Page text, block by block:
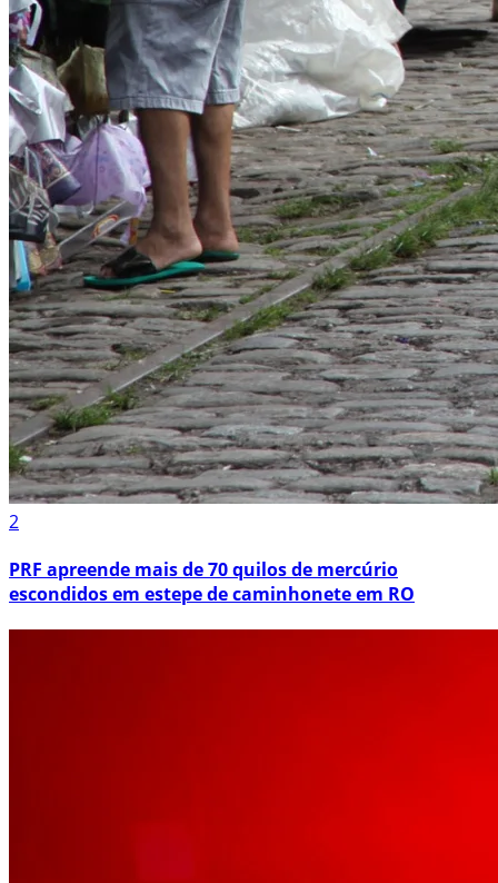
2
PRF apreende mais de 70 quilos de mercúrio
escondidos em estepe de caminhonete em RO